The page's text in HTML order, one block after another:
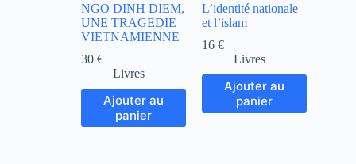
NGO DINH DIEM,
UNE TRAGEDIE
VIETNAMIENNE
30 €
Livres
Ajouter au
panier
L’identité nationale
et l’islam
16 €
Livres
Ajouter au
panier